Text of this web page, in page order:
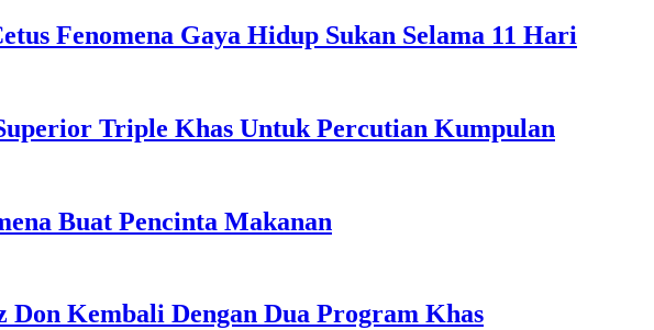
Fenomena Gaya Hidup Sukan Selama 11 Hari
Triple Khas Untuk Percutian Kumpulan
Buat Pencinta Makanan
Kembali Dengan Dua Program Khas